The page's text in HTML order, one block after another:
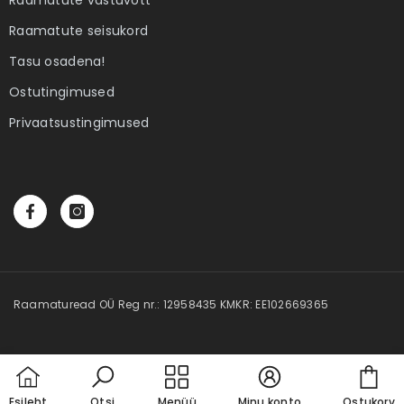
Raamatute seisukord
Tasu osadena!
Ostutingimused
Privaatsustingimused
Raamaturead OÜ Reg nr.: 12958435 KMKR: EE102669365
Ebatäiuslik minevik